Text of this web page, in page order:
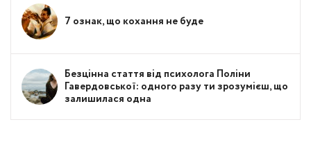
7 ознак, що кохання не буде
Безцінна стаття від психолога Поліни
Гавердовської: одного разу ти зрозумієш, що
залишилася одна